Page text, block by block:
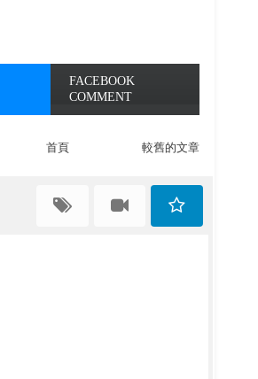
FACEBOOK
COMMENT
較舊的文章
首頁